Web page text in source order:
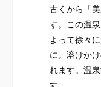
古くから「
す。この温
よって徐々
に。溶けか
れます。温